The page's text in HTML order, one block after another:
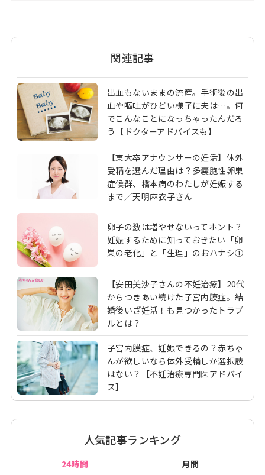
関連記事
出血もないままの流産。手術後の出
血や嘔吐がひどい様子に夫は…。何
でこんなことになっちゃったんだろ
う【ドクターアドバイスも】
【東大卒アナウンサーの妊活】体外
受精を選んだ理由は？多嚢胞性卵巣
症候群、橋本病のわたしが妊娠する
まで／天明麻衣子さん
卵子の数は増やせないってホント？
妊娠するために知っておきたい「卵
巣の老化」と「生理」のおハナシ①
【安田美沙子さんの不妊治療】20代
からつきあい続けた子宮内膜症。結
婚後いざ妊活！も見つかったトラブ
ルとは？
子宮内膜症、妊娠できるの？赤ちゃ
んが欲しいなら体外受精しか選択肢
はない？【不妊治療専門医アドバイ
ス】
人気記事ランキング
24時間 月間